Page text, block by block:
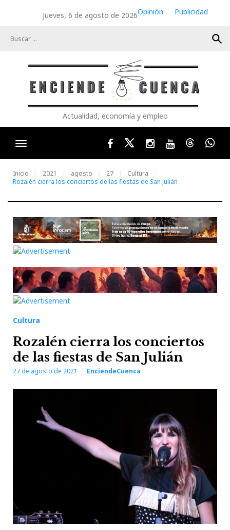
Jueves, 6 de agosto de 2026Opinión
Publicidad
search
Actualidad, economía y empleo
FacebookTwitterInstagram
YoutubeThreads
Inicio 2021 agosto 27
Cultura
Rozalén cierra los conciertos de las fiestas de San Julián
Cultura
Rozalén cierra los conciertos
de las fiestas de San Julián
27 de agosto de 2021 EnciendeCuenca